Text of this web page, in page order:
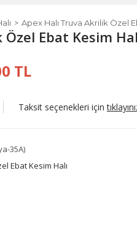
Apex Halı Truva Akrilik Özel
Ebat Kesim
TL
Taksit seçenekleri için
35A)
Ebat Kesim Halı